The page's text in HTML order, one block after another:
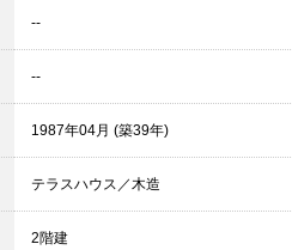
--
--
1987年04月 (築39年)
テラスハウス／木造
2階建